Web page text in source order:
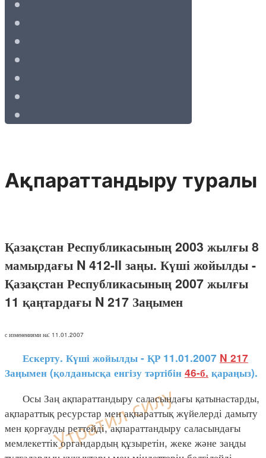
Ақпараттандыру туралы
Қазақстан Республикасының 2003 жылғы 8
мамырдағы N 412-II заңы. Күші жойылды -
Қазақстан Республикасының 2007 жылғы
11 қаңтардағы N 217 Заңымен
с изменениями на: 11.01.2007
Ескерту. Күші жойылды - ҚР 11.01.2007 N 217
Заңымен (қолданысқа енгізу тәртібін 46-б. қараңыз).
Осы Заң ақпараттандыру саласындағы қатынастарды,
ақпараттық ресурстар мен ақпараттық жүйелерді дамыту
мен қорғауды реттейді, ақпараттандыру саласындағы
мемлекеттік органдардың құзыретін, жеке және заңды